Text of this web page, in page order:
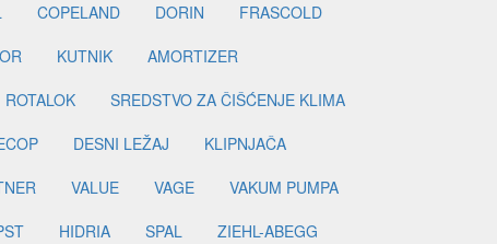
COPELAND DORIN
FRASCOLD
KUTNIK
AMORTIZER
ROTALOK
SREDSTVO ZA ČIŠĆENJE KLIMA
DESNI LEŽAJ
KLIPNJAČA
VALUE VAGE
VAKUM PUMPA
HIDRIA SPAL
ZIEHL-ABEGG